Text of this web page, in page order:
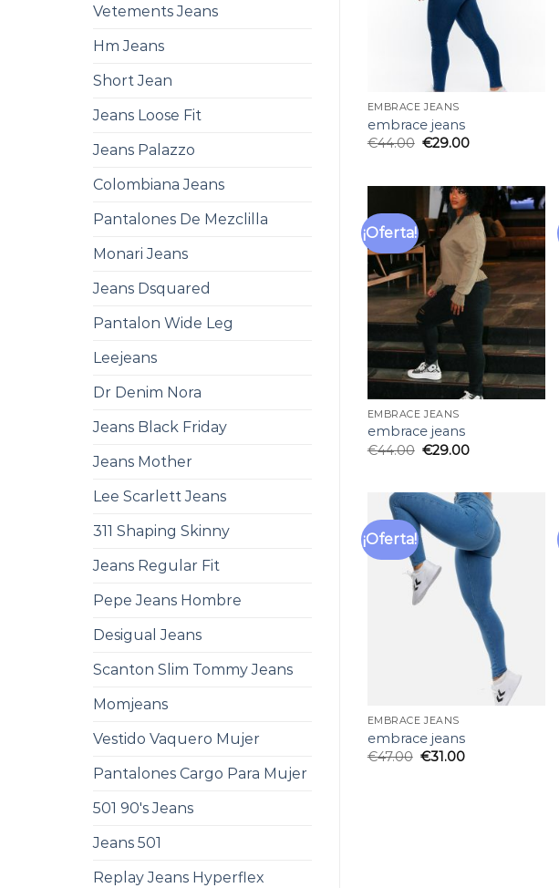
Vetements Jeans
Hm Jeans
Short Jean
Jeans Loose Fit
Jeans Palazzo
Colombiana Jeans
Pantalones De Mezclilla
Monari Jeans
Jeans Dsquared
Pantalon Wide Leg
Leejeans
Dr Denim Nora
Jeans Black Friday
Jeans Mother
Lee Scarlett Jeans
311 Shaping Skinny
Jeans Regular Fit
Pepe Jeans Hombre
Desigual Jeans
Scanton Slim Tommy Jeans
Momjeans
Vestido Vaquero Mujer
Pantalones Cargo Para Mujer
501 90's Jeans
Jeans 501
Replay Jeans Hyperflex
EMBRACE JEANS
embrace jeans
€44.00 €29.00
¡Oferta!
Añadir
a la
lista
deseos
EMBRACE JEANS
embrace jeans
€44.00 €29.00
¡Oferta!
Añadir
EMBRACE JEANS
embrace jeans
€47.00 €31.00